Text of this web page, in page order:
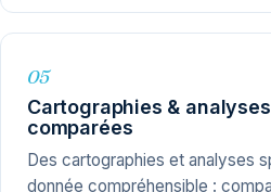
05
Cartographies &
comparées
Des cartographies et analyses
donnée compréhensible :